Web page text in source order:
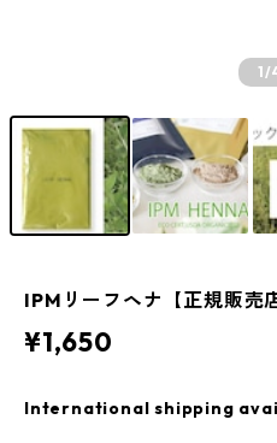
1/
IPMリーフヘナ【正規販売
¥1,650
International shipping